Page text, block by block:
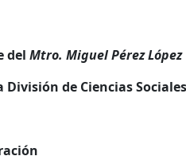
del Mtro. Miguel Pérez López
División de Ciencias